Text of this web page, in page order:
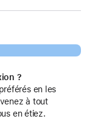
?
en les
à tout
en étiez.